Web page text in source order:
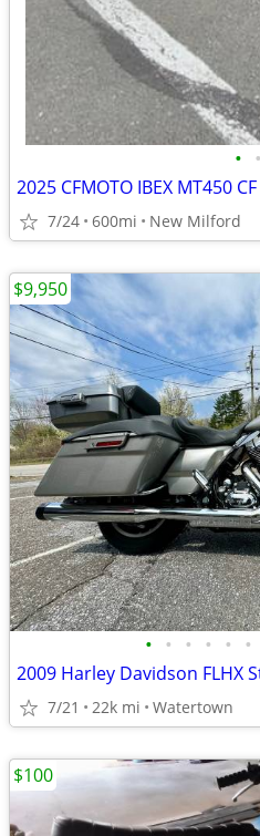
• •
2025 CFMOTO IBEX MT450
7/24 600mi New Milford
• • • • • •
2009 Harley Davidson FLHX
7/21 22k mi Watertown
$9,950
$100